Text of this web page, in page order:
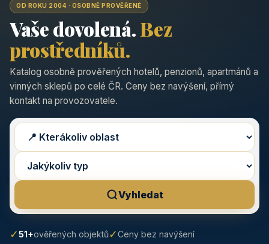
OD ROKU 2004 · OSOBNĚ PROVĚŘENÉ
Vaše dovolená.Bez
prostředníků.
Katalog osobně prověřených hotelů, penzionů, apartmánů a
vinných sklepů po celé ČR. Ceny bez navýšení, přímý
kontakt na provozovatele.
Vyhledat
✓51+ověřených objektů✓Ceny bez navýšení